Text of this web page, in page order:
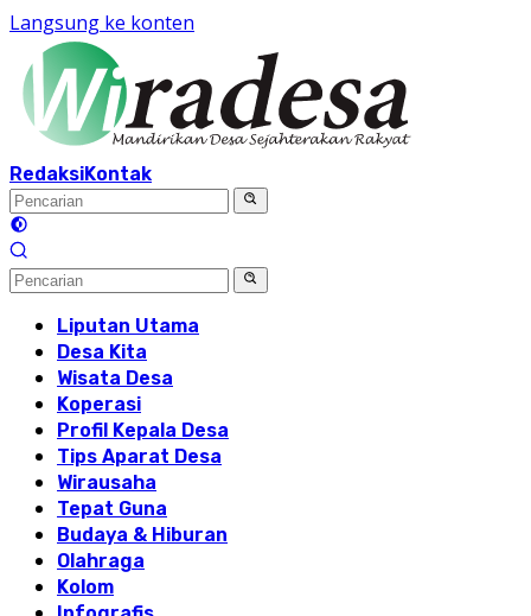
Langsung ke konten
RedaksiKontak
Liputan Utama
Desa Kita
Wisata Desa
Koperasi
Profil Kepala Desa
Tips Aparat Desa
Wirausaha
Tepat Guna
Budaya & Hiburan
Olahraga
Kolom